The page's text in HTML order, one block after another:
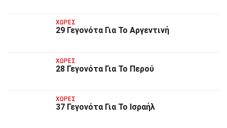
ΧΏΡΕΣ
29 Γεγονότα Για Το Αργεντινή
ΧΏΡΕΣ
28 Γεγονότα Για Το Περού
ΧΏΡΕΣ
37 Γεγονότα Για Το Ισραήλ